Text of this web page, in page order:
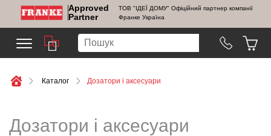
Approved
Partner
ТОВ "ІДЕЇ ДОМУ" Офіційний партнер компанії
Франке Україна
Каталог Дозатори і аксесуари
Дозатори і аксесуари